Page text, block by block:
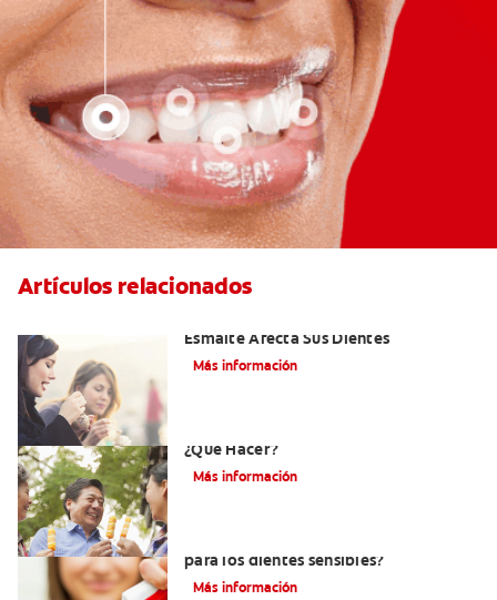
Artículos relacionados
Esmalte Afecta Sus Dientes
Más información
¿Qué Hacer?
Más información
para los dientes sensibles?
Más información